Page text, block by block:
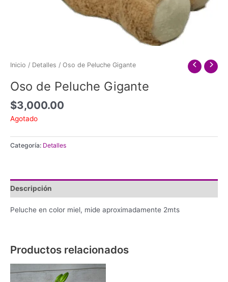
Inicio / Detalles / Oso de Peluche Gigante
Oso de Peluche Gigante
$3,000.00
Agotado
Categoría: Detalles
Descripción
Peluche en color miel, mide aproximadamente 2mts
Productos relacionados